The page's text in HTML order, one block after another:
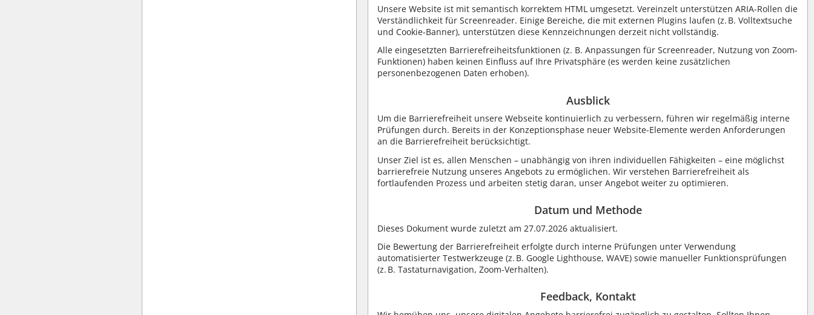
Unsere Website ist mit semantisch korrektem HTML umgesetzt. Vereinzelt unterstützen ARIA-Rollen die
Verständlichkeit für Screenreader. Einige Bereiche, die mit externen Plugins laufen (z. B. Volltextsuche
und Cookie-Banner), unterstützen diese Kennzeichnungen derzeit nicht vollständig.
Alle eingesetzten Barrierefreiheitsfunktionen (z. B. Anpassungen für Screenreader, Nutzung von Zoom-
Funktionen) haben keinen Einfluss auf Ihre Privatsphäre (es werden keine zusätzlichen
personenbezogenen Daten erhoben).
Ausblick
Um die Barrierefreiheit unsere Webseite kontinuierlich zu verbessern, führen wir regelmäßig interne
Prüfungen durch. Bereits in der Konzeptionsphase neuer Website-Elemente werden Anforderungen
an die Barrierefreiheit berücksichtigt.
Unser Ziel ist es, allen Menschen – unabhängig von ihren individuellen Fähigkeiten – eine möglichst
barrierefreie Nutzung unseres Angebots zu ermöglichen. Wir verstehen Barrierefreiheit als
fortlaufenden Prozess und arbeiten stetig daran, unser Angebot weiter zu optimieren.
Datum und Methode
Dieses Dokument wurde zuletzt am 27.07.2026 aktualisiert.
Die Bewertung der Barrierefreiheit erfolgte durch interne Prüfungen unter Verwendung
automatisierter Testwerkzeuge (z. B. Google Lighthouse, WAVE) sowie manueller Funktionsprüfungen
(z. B. Tastaturnavigation, Zoom-Verhalten).
Feedback, Kontakt